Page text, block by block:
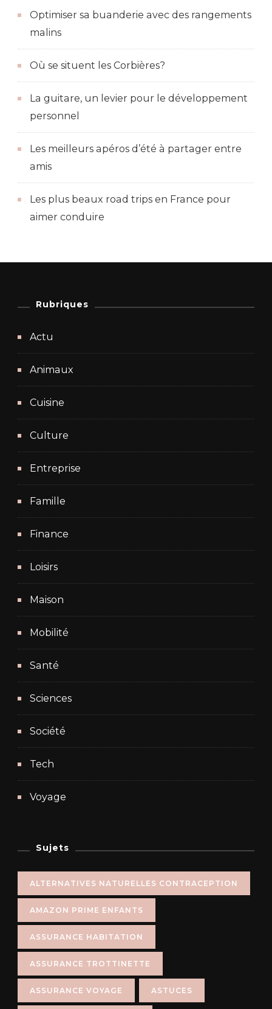
Optimiser sa buanderie avec des rangements
malins
Où se situent les Corbières?
La guitare, un levier pour le développement
personnel
Les meilleurs apéros d’été à partager entre
amis
Les plus beaux road trips en France pour
aimer conduire
Rubriques
Actu
Animaux
Cuisine
Culture
Entreprise
Famille
Finance
Loisirs
Maison
Mobilité
Santé
Sciences
Société
Tech
Voyage
Sujets
ALTERNATIVES NATURELLES CONTRACEPTION
AMAZON PRIME ENFANTS
ASSURANCE HABITATION
ASSURANCE TROTTINETTE
ASSURANCE VOYAGE ASTUCES